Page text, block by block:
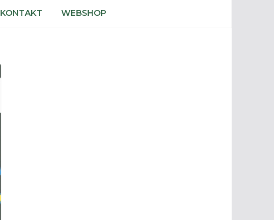
KONTAKT WEBSHOP